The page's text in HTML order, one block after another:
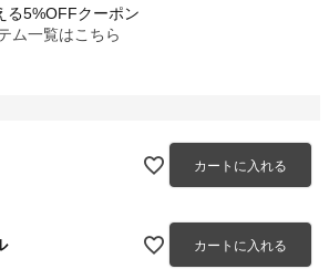
る5%OFFクーポン
ム一覧はこちら
カートに入れる
カートに入れる